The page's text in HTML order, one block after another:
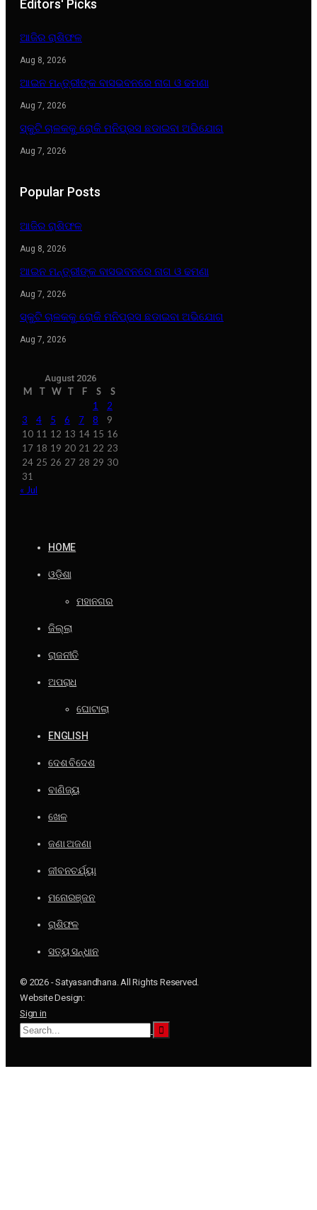
Editors' Picks
ଆଜିର ରାଶିଫଳ
Aug 8, 2026
ଆଇନ ମନ୍ତ୍ରୀଙ୍କ ବାସଭବନରେ ନାଗ ଓ ଢମଣା
Aug 7, 2026
ସ୍କୁଟି ଚାଳକକୁ ରୋକି ମନିପ୍ରସ ଛଡାଇବା ଅଭିଯୋଗ
Aug 7, 2026
Popular Posts
ଆଜିର ରାଶିଫଳ
Aug 8, 2026
ଆଇନ ମନ୍ତ୍ରୀଙ୍କ ବାସଭବନରେ ନାଗ ଓ ଢମଣା
Aug 7, 2026
ସ୍କୁଟି ଚାଳକକୁ ରୋକି ମନିପ୍ରସ ଛଡାଇବା ଅଭିଯୋଗ
Aug 7, 2026
August 2026
M T W T F S
S
1
2
3
4 5 6 7 8
9
10 11 12 13 14 15 16
17 18 19 20 21 22 23
24 25 26 27 28 29 30
31
« Jul
HOME
ଓଡ଼ିଶା
ମହାନଗର
ଜିଲ୍ଲା
ରାଜନୀତି
ଅପରାଧ
ଘୋଟାଲା
ENGLISH
ଦେଶ ବିଦେଶ
ବାଣିଜ୍ୟ
ଖେଳ
ଜଣା ଅଜଣା
ଜୀବନଚର୍ଯ୍ୟା
ମନୋରଞ୍ଜନ
ରାଶିଫଳ
ସତ୍ୟ ସନ୍ଧାନ
© 2026 - Satyasandhana. All Rights Reserved.
Website Design:
Sign in